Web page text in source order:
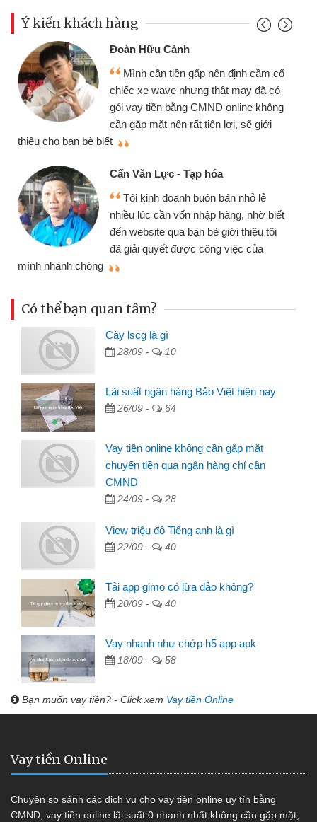
Ý kiến khách hàng
Đoàn Hữu Cảnh
Mình cần tiền gấp nên định cầm cố
chiếc xe wave nhưng thật may đã có
gói vay tiền bằng CMND online không
cần gặp mặt nên rất tiện lợi, sẽ giới
thiệu cho bạn bè biết
Cấn Văn Lực - Tạp hóa
Tôi kinh doanh buôn bán nhỏ lẻ
nhiều lúc cần vốn nhập hàng, nhờ biết
đến website qua bạn bè giới thiệu tôi
đã giải quyết được công việc của
mình nhanh chóng
Có thể bạn quan tâm?
Cày lscg là gì
28/09 - 10
Lãi suất ngân hàng Bảo Việt hiện nay
26/09 - 64
Vay tiền online không cần gặp mặt
chuyển tiền qua ngân hàng chỉ cần
CMND
24/09 - 28
View triệu đô Tiếng anh là gì
22/09 - 40
Tải app gimo có lừa đảo không?
20/09 - 40
Vay nhanh như chớp h5 app apk
18/09 - 58
Bạn muốn vay tiền? - Click xem Vay tiền Online
Vay tiền Online
Chuyên so sánh các dịch vụ cho vay tiền online uy tín bằng
CMND, vay tiền online lãi suất 0 nhanh nhất không cần gặp mặt,